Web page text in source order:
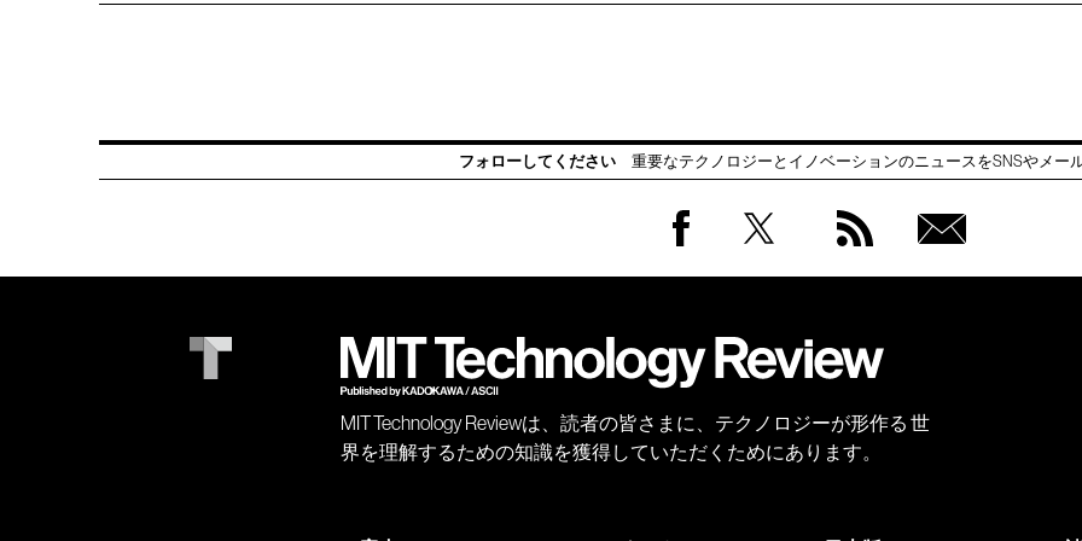
フォローしてください 重要なテクノロジーとイノベーションのニュースをSNSやメー
会員
MIT Technology Reviewは、読者の皆さまに、テクノロジーが形作る 世
界を理解するための知識を獲得していただくためにあります。